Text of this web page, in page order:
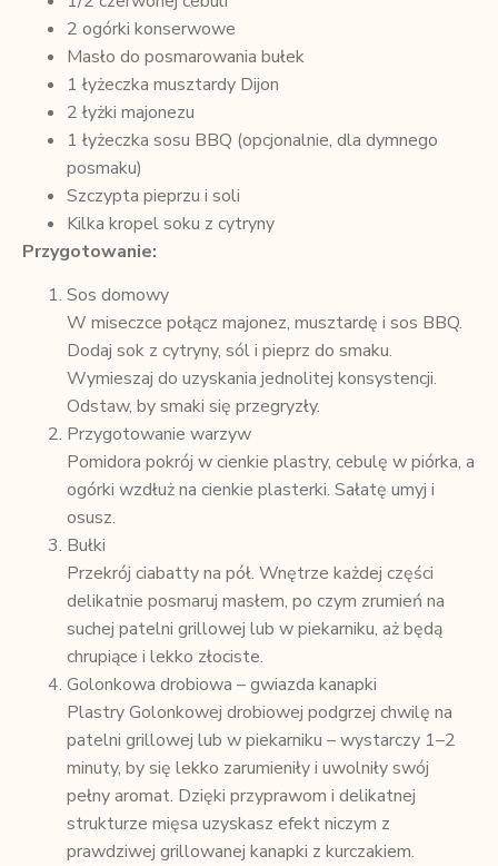
2 ogórki konserwowe
Masło do posmarowania bułek
1 łyżeczka musztardy Dijon
2 łyżki majonezu
1 łyżeczka sosu BBQ (opcjonalnie, dla dymnego
posmaku)
Szczypta pieprzu i soli
Kilka kropel soku z cytryny
Przygotowanie:
Sos domowy
W miseczce połącz majonez, musztardę i sos BBQ.
Dodaj sok z cytryny, sól i pieprz do smaku.
Wymieszaj do uzyskania jednolitej konsystencji.
Odstaw, by smaki się przegryzły.
Przygotowanie warzyw
Pomidora pokrój w cienkie plastry, cebulę w piórka, a
ogórki wzdłuż na cienkie plasterki. Sałatę umyj i
osusz.
Bułki
Przekrój ciabatty na pół. Wnętrze każdej części
delikatnie posmaruj masłem, po czym zrumień na
suchej patelni grillowej lub w piekarniku, aż będą
chrupiące i lekko złociste.
Golonkowa drobiowa – gwiazda kanapki
Plastry Golonkowej drobiowej podgrzej chwilę na
patelni grillowej lub w piekarniku – wystarczy 1–2
minuty, by się lekko zarumieniły i uwolniły swój
pełny aromat. Dzięki przyprawom i delikatnej
strukturze mięsa uzyskasz efekt niczym z
prawdziwej grillowanej kanapki z kurczakiem.